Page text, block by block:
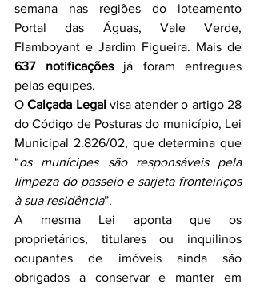
semana nas regiões do loteamento
Portal das Águas, Vale Verde,
637 notificações já foram entregues
pelas equipes.
O Calçada Legal visa atender o artigo 28
do Código de Posturas do município, Lei
Municipal 2.826/02, que determina que
“os munícipes são responsáveis pela
limpeza do passeio e sarjeta fronteiriços
à sua residência”.
A mesma Lei aponta que os
proprietários, titulares ou inquilinos
ocupantes de imóveis ainda são
obrigados a conservar e manter em